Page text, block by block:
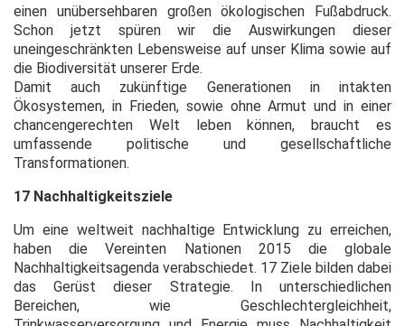
einen unübersehbaren großen ökologischen Fußabdruck.
Schon jetzt spüren wir die Auswirkungen dieser
uneingeschränkten Lebensweise auf unser Klima sowie auf
die Biodiversität unserer Erde.
Damit auch zukünftige Generationen in intakten
Ökosystemen, in Frieden, sowie ohne Armut und in einer
chancengerechten Welt leben können, braucht es
umfassende politische und gesellschaftliche
Transformationen.
17 Nachhaltigkeitsziele
Um eine weltweit nachhaltige Entwicklung zu erreichen,
haben die Vereinten Nationen 2015 die globale
Nachhaltigkeitsagenda verabschiedet. 17 Ziele bilden dabei
das Gerüst dieser Strategie. In unterschiedlichen
Bereichen, wie Geschlechtergleichheit,